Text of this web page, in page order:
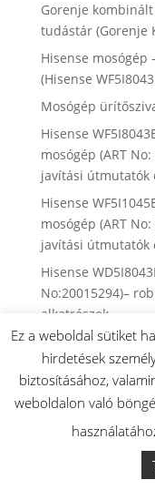
Gorenje
tudástár (Gorenje
Hisense mosógép
(Hisense
Mosógép
Hisense
mosógép (ART
javítási útmutatók
Hisense
mosógép (ART
javítási útmutatók
Hisense
No:20015294)–
alkatrészek
Hisense
mosógép (ART
javítási útmutatók
Hisense
mosógép (ART
javítási
Hisense
Ez a weboldal sütiket
hirdetések
biztosításához,
weboldalon való